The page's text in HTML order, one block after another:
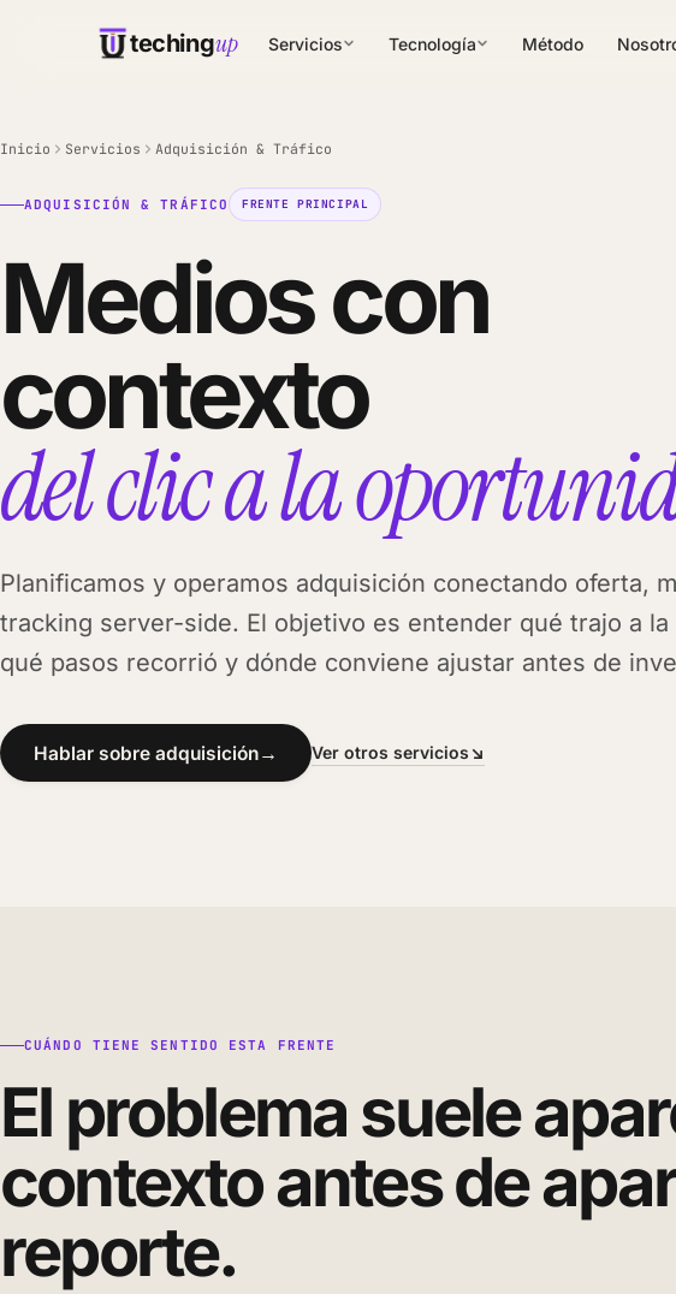
techingup Servicios Tecnología Método
Inicio Servicios Adquisición & Tráfico
ADQUISICIÓN & TRÁFICO FRENTE PRINCIPAL
Medios con
contexto
del clic a la
Planificamos y operamos adquisición conectando oferta,
tracking server-side. El objetivo es entender qué trajo a la
qué pasos recorrió y dónde conviene ajustar antes de
Hablar sobre adquisición→ Ver otros servicios ↘
CUÁNDO TIENE SENTIDO ESTA FRENTE
El problema suele
contexto antes de
reporte.